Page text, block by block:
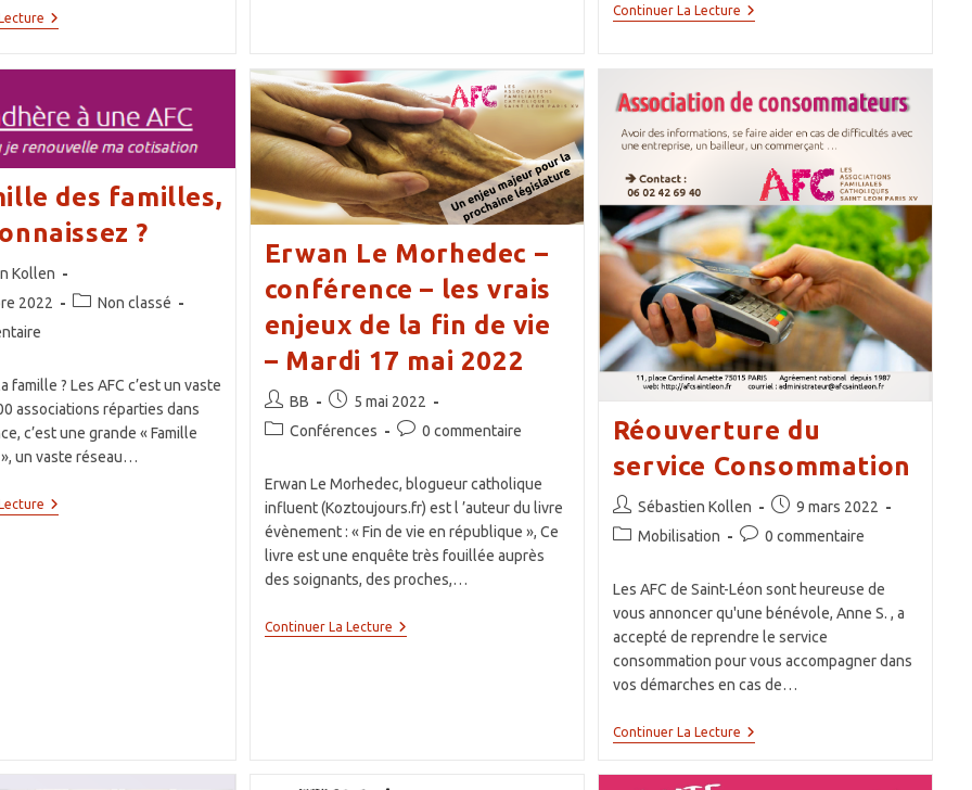
Constitution
Groupes
Chantier
Education
! Mercredi
14
2023
Continuer La LecturePrendre
–
Samedi
4
Février
des familles,
?
Kollen
2022
PostNon classé
famille ? Les AFC c’est un vaste
associations réparties dans
c’est une grande « Famille
un vaste réseau…
La
Erwan Le Morhedec –
conférence – les vrais
enjeux de la fin de vie
– Mardi 17 mai 2022
Auteur/autrice
de
BB
Publication
publiée :
5 mai 2022
PostConférences
Commentaires
la
publication :
0 commentaire
Erwan Le Morhedec, blogueur catholique
influent (Koztoujours.fr) est l ’auteur du livre
évènement : « Fin de vie en république », Ce
livre est une enquête très fouillée auprès
des soignants, des proches,…
Continuer La LectureErwan
Réouverture du
service Consommation
Auteur/autrice
de
Sébastien Kollen
Publication
publiée :
9 mars 2022
PostMobilisation
Commentaires
la
publication :
0 commentaire
Les AFC de Saint-Léon sont heureuse de
vous annoncer qu'une bénévole, Anne S. , a
accepté de reprendre le service
consommation pour vous accompagner dans
vos démarches en cas de…
Continuer La LectureRéouverture